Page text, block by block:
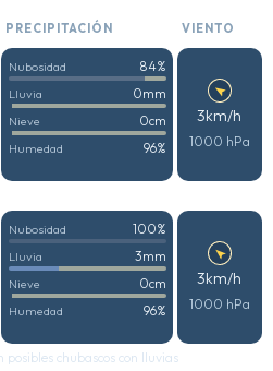
PRECIPITACIÓN VIENTO
Nubosidad 84%
Lluvia 0mm
Nieve 0cm
Humedad 96%
3km/h
1000 hPa
Nubosidad 100%
Lluvia 3mm
Nieve 0cm
Humedad 96%
3km/h
1000 hPa
chubascos con lluvias